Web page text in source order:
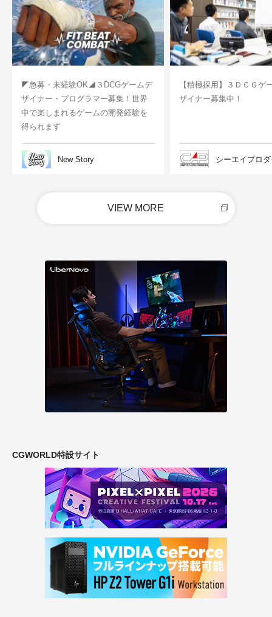
◤急募・未経験OK◢３DCGゲームデ
ザイナー・プログラマー募集！世界
中で楽しまれるゲームの開発経験を
得られます
New Story
【積極採用】３ＤＣＧゲ
ザイナー募集中！
シーエイプロ
VIEW MORE
CGWORLD特設サイト